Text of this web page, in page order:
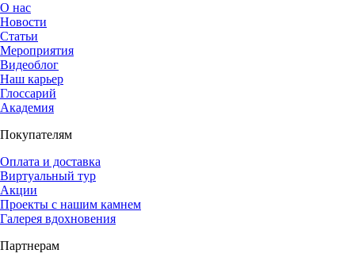
О нас
Новости
Статьи
Мероприятия
Видеоблог
Наш карьер
Глоссарий
Академия
Покупателям
Оплата и доставка
Виртуальный тур
Акции
Проекты с нашим камнем
Галерея вдохновения
Партнерам